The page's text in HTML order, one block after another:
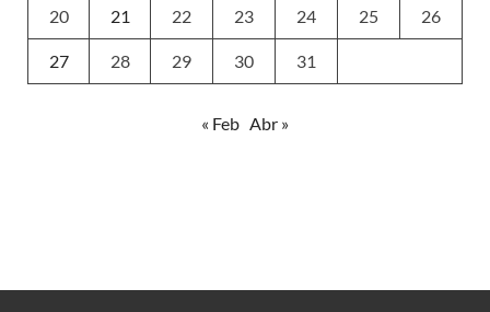
20 21 22 23 24 25 26
27 28 29 30 31
« Feb Abr »